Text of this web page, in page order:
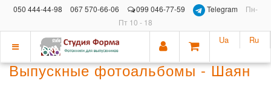
050 444-44-98 067 570-66-06 099 046-77-59 Telegram
Пн-
Пт 10 - 18
Показать
меню
Ua Ru
Выпускные фотоальбомы - Шаян